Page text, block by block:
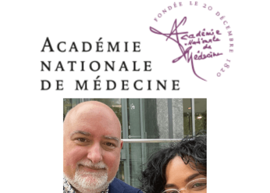
L’A-MCA AUDITIONNÉE PAR
L’ACADÉMIE DE MÉDECINE SUR
SON APPROCHE DES
PRATIQUES
COMPLÉMENTAIRES
Les représentants de l’A-MCA ont été
auditionnés le 26 septembre par des
membres de l’académie de médecine,
dans le cadre d’un groupe de travail visant
à « comprendre la place de l'irrationalité